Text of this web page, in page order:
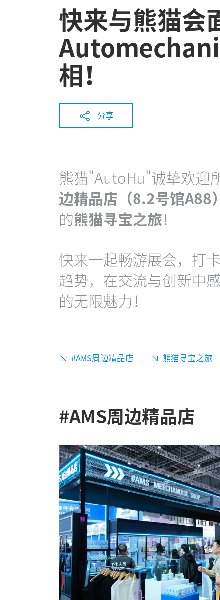
快来与熊猫会
相！
分享
熊猫"AutoHu"诚挚欢迎
边精品店（8.2号馆A88
的熊猫寻宝之旅！
快来一起畅游展会，打
趋势，在交流与创新中
的无限魅力！
#AMS周边精品店 熊猫寻宝之旅
#AMS周边精品店